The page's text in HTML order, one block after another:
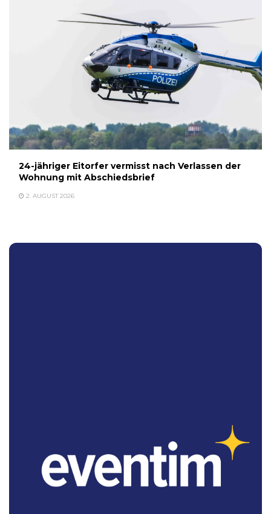
24-jähriger Eitorfer vermisst nach Verlassen der
Wohnung mit Abschiedsbrief
2. AUGUST 2026